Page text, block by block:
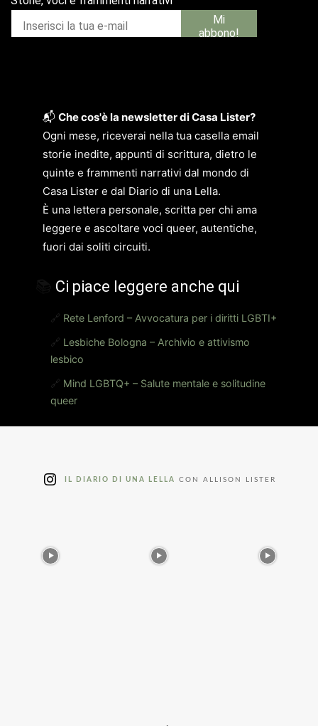
📬 Che cos'è la newsletter di Casa Lister?
Ogni mese, riceverai nella tua casella email
storie inedite, appunti di scrittura, dietro le
quinte e frammenti narrativi dal mondo di
Casa Lister e dal Diario di una Lella.
È una lettera personale, scritta per chi ama
leggere e ascoltare voci queer, autentiche,
fuori dai soliti circuiti.
Ci piace leggere anche qui
🔗 Rete Lenford – Avvocatura per i diritti LGBTI+
🔗 Lesbiche Bologna – Archivio e attivismo
lesbico
🔗 Mind LGBTQ+ – Salute mentale e solitudine
queer
IL DIARIO DI UNA LELLA CON ALLISON LISTER